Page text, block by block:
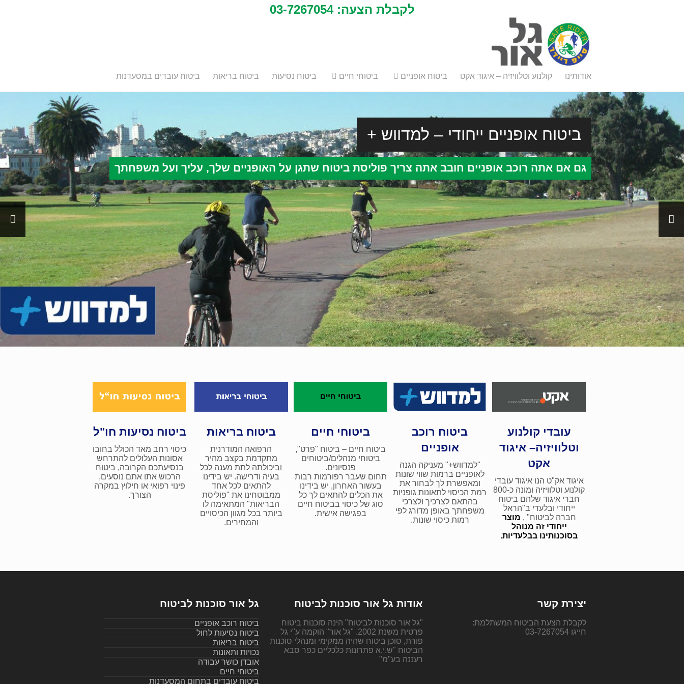
לקבלת הצעה: 03-7267054
אודותינו קולנוע וטלוויזיה – איגוד אקט ביטוח אופניים ביטוחי חיים ביטוח נסיעות ביטוח בריאות ביטוח עובדים במסעדנות
צור קשר
+ ביטוח אופניים ייחודי – למדווש
גם אם אתה רוכב אופניים חובב אתה צריך פוליסת ביטוח שתגן על האופניים שלך, עליך ועל משפחתך
ביטוח נסיעות חו"ל
כיסוי רחב מאד הכולל בחובו
אסונות העלולים להתרחש
בנסיעתכם הקרובה, ביטוח
הרכוש אתו אתם נוסעים,
פינוי רפואי או חילוץ במקרה
הצורך.
עובדי קולנוע
וטלוויזיה– איגוד
אקט
איגוד אק"ט הנו איגוד עובדי
קולנוע וטלוויזיה ומונה כ-800
חברי איגוד שלהם ביטוח
ייחודי ובלעדי ב"הראל
חברה לביטוח" , מוצר
ייחודי זה מנוהל
בסוכנותינו בבלעדיות.
ביטוח רוכב
אופניים
"למדווש+" מעניקה הגנה
לאופניים ברמות שווי שונות
ומאפשרת לך לבחור את
רמת הכיסוי לתאונות גופניות
בהתאם לצרכיך ולצרכי
משפחתך באופן מדורג לפי
רמות כיסוי שונות.
ביטוחי חיים
ביטוח חיים – ביטוח "פרט",
ביטוחי מנהלים/ביטוחים
פנסיונים.
תחום שעבר רפורמות רבות
בעשור האחרון, יש בידינו
את הכלים להתאים לך כל
סוג של כיסוי בביטוח חיים
בפגישה אישית.
ביטוח בריאות
הרפואה המודרנית
מתקדמת בקצב מהיר
וביכולתה לתת מענה לכל
בעיה ודרישה. יש בידינו
להתאים לכל אחד
ממבוטחינו את "פוליסת
הבריאות" המתאימה לו
ביותר בכל מגוון הכיסויים
והמחירים.
יצירת קשר
לקבלת הצעת הביטוח המשתלמת:
חייגו 03-7267054
אודות גל אור סוכנות לביטוח
"גל אור סוכנות לביטוח" הינה סוכנות ביטוח
פרטית משנת 2002. "גל אור" הוקמה ע"י גל
פורת, סוכן ביטוח שהיה ממקימי ומנהלי סוכנות
הביטוח "ש.י.א פתרונות כלכליים כפר סבא
רעננה בע"מ"
גל אור סוכנות לביטוח
ביטוח רוכב אופניים
ביטוח נסיעות לחול
ביטוח בריאות
נכויות ותאונות
אובדן כושר עבודה
ביטוחי חיים
ביטוח עובדים בתחום המסעדנות